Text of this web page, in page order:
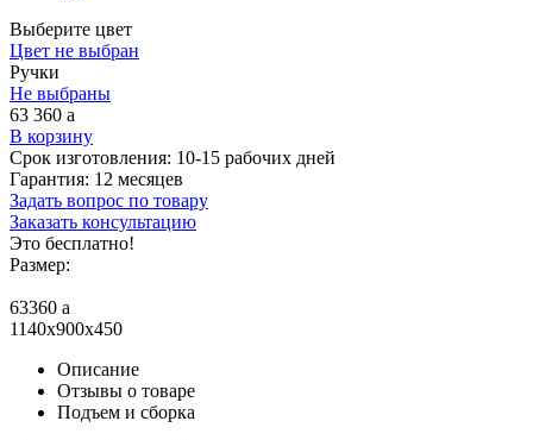
Выберите цвет
Цвет не выбран
Ручки
Не выбраны
63 360 a
В корзину
Срок изготовления: 10-15 рабочих дней
Гарантия: 12 месяцев
Задать вопрос по товару
Заказать консультацию
Это бесплатно!
Размер:
63360 a
1140x900x450
Описание
Отзывы о товаре
Подъем и сборка